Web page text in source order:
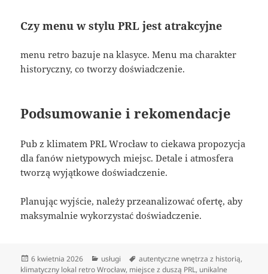
Czy menu w stylu PRL jest atrakcyjne
menu retro bazuje na klasyce. Menu ma charakter
historyczny, co tworzy doświadczenie.
Podsumowanie i rekomendacje
Pub z klimatem PRL Wrocław to ciekawa propozycja
dla fanów nietypowych miejsc. Detale i atmosfera
tworzą wyjątkowe doświadczenie.
Planując wyjście, należy przeanalizować ofertę, aby
maksymalnie wykorzystać doświadczenie.
Data
publikacji
6 kwietnia 2026 Kategorie
usługi Tagi
autentyczne wnętrza z historią,
klimatyczny lokal retro Wrocław, miejsce z duszą PRL, unikalne